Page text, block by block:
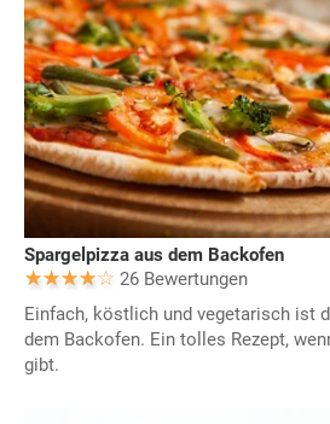
Spargelpizza aus dem Backofen
26 Bewertungen
Einfach, köstlich und vegetarisch ist
dem Backofen. Ein tolles Rezept,
gibt.